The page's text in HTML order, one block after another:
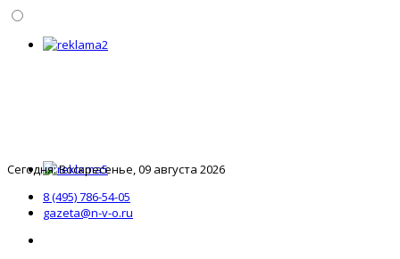
Сегодня: Воскресенье, 09 августа 2026
8 (495) 786-54-05
gazeta@n-v-o.ru